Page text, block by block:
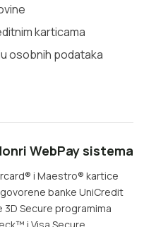
karticama
osobnih podataka
WebPay sistema
i Maestro® kartice
banke UniCredit
3D Secure programima